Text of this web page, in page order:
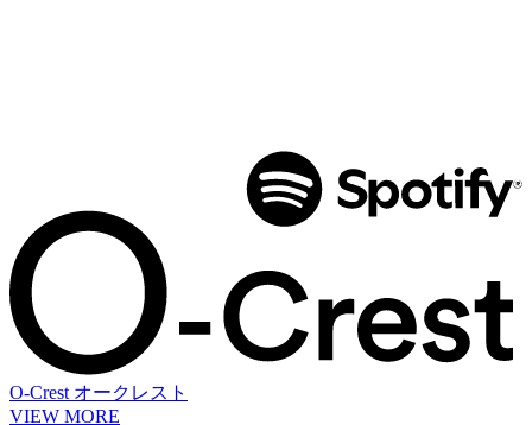
O-Crest オークレスト
VIEW MORE